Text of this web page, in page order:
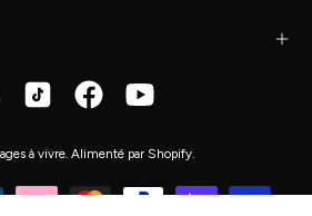
à vivre Alimenté par Shopify